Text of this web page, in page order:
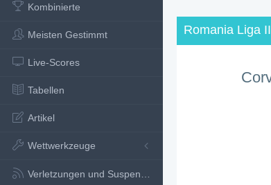
Kombinierte
Meisten Gestimmt
Live-Scores
Tabellen
Artikel
Wettwerkzeuge
Verletzungen und Suspensionen
Romania Liga